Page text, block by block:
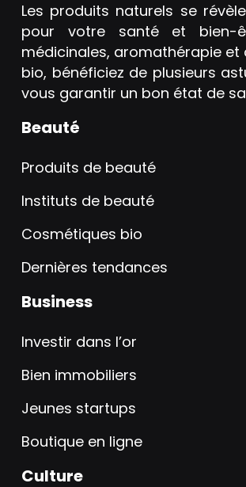
Les produits naturels se
pour votre santé et bien-
médicinales, aromathérapie et
bio, bénéficiez de plusieurs
vous garantir un bon état de
Beauté
Produits de beauté
Instituts de beauté
Cosmétiques bio
Dernières tendances
Business
Investir dans l’or
Bien immobiliers
Jeunes startups
Boutique en ligne
Culture